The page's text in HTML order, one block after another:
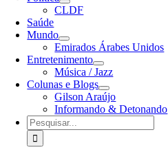
CLDF
Saúde
Mundo
Emirados Árabes Unidos
Entretenimento
Música / Jazz
Colunas e Blogs
Gilson Araújo
Informando & Detonando
Buscar
resultados
para: